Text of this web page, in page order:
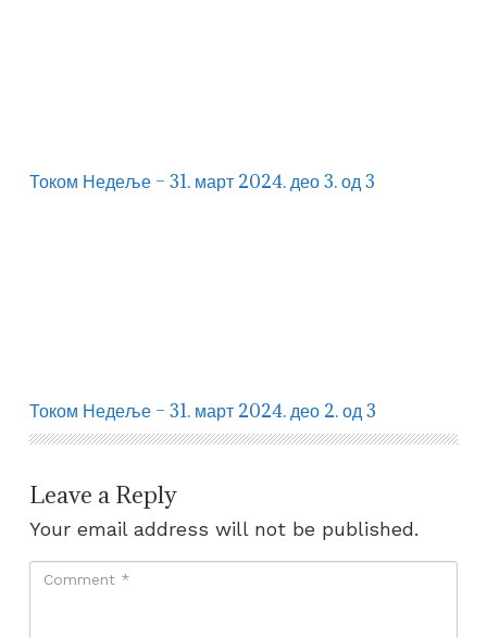
Током Недеље – 31. март 2024. део 3. од 3
Током Недеље – 31. март 2024. део 2. од 3
Leave a Reply
Your email address will not be published.